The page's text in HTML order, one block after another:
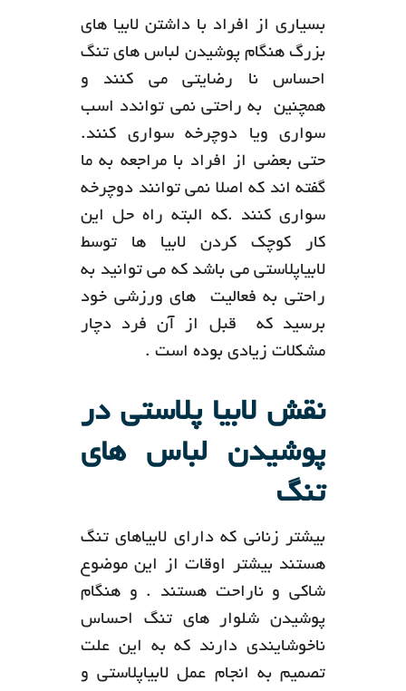
بسیاری از افراد با داشتن لابیا های
بزرگ هنگام پوشیدن لباس های تنگ
احساس نا رضایتی می کنند و
همچنین به راحتی نمی تواندد اسب
سواری ویا دوچرخه سواری کنند.
حتی بعضی از افراد با مراجعه به ما
گفته اند که اصلا نمی توانند دوچرخه
سواری کنند .که البته راه حل این
کار کوچک کردن لابیا ها توسط
لابیاپلاستی می باشد که می توانید به
راحتی به فعالیت های ورزشی خود
برسید که قبل از آن فرد دچار
مشکلات زیادی بوده است .
نقش لابیا پلاستی در
پوشیدن لباس های
تنگ
بیشتر زنانی که دارای لابیاهای تنگ
هستند بیشتر اوقات از این موضوع
شاکی و ناراحت هستند . و هنگام
پوشیدن شلوار های تنگ احساس
ناخوشایندی دارند که به این علت
تصمیم به انجام عمل لابیاپلاستی و